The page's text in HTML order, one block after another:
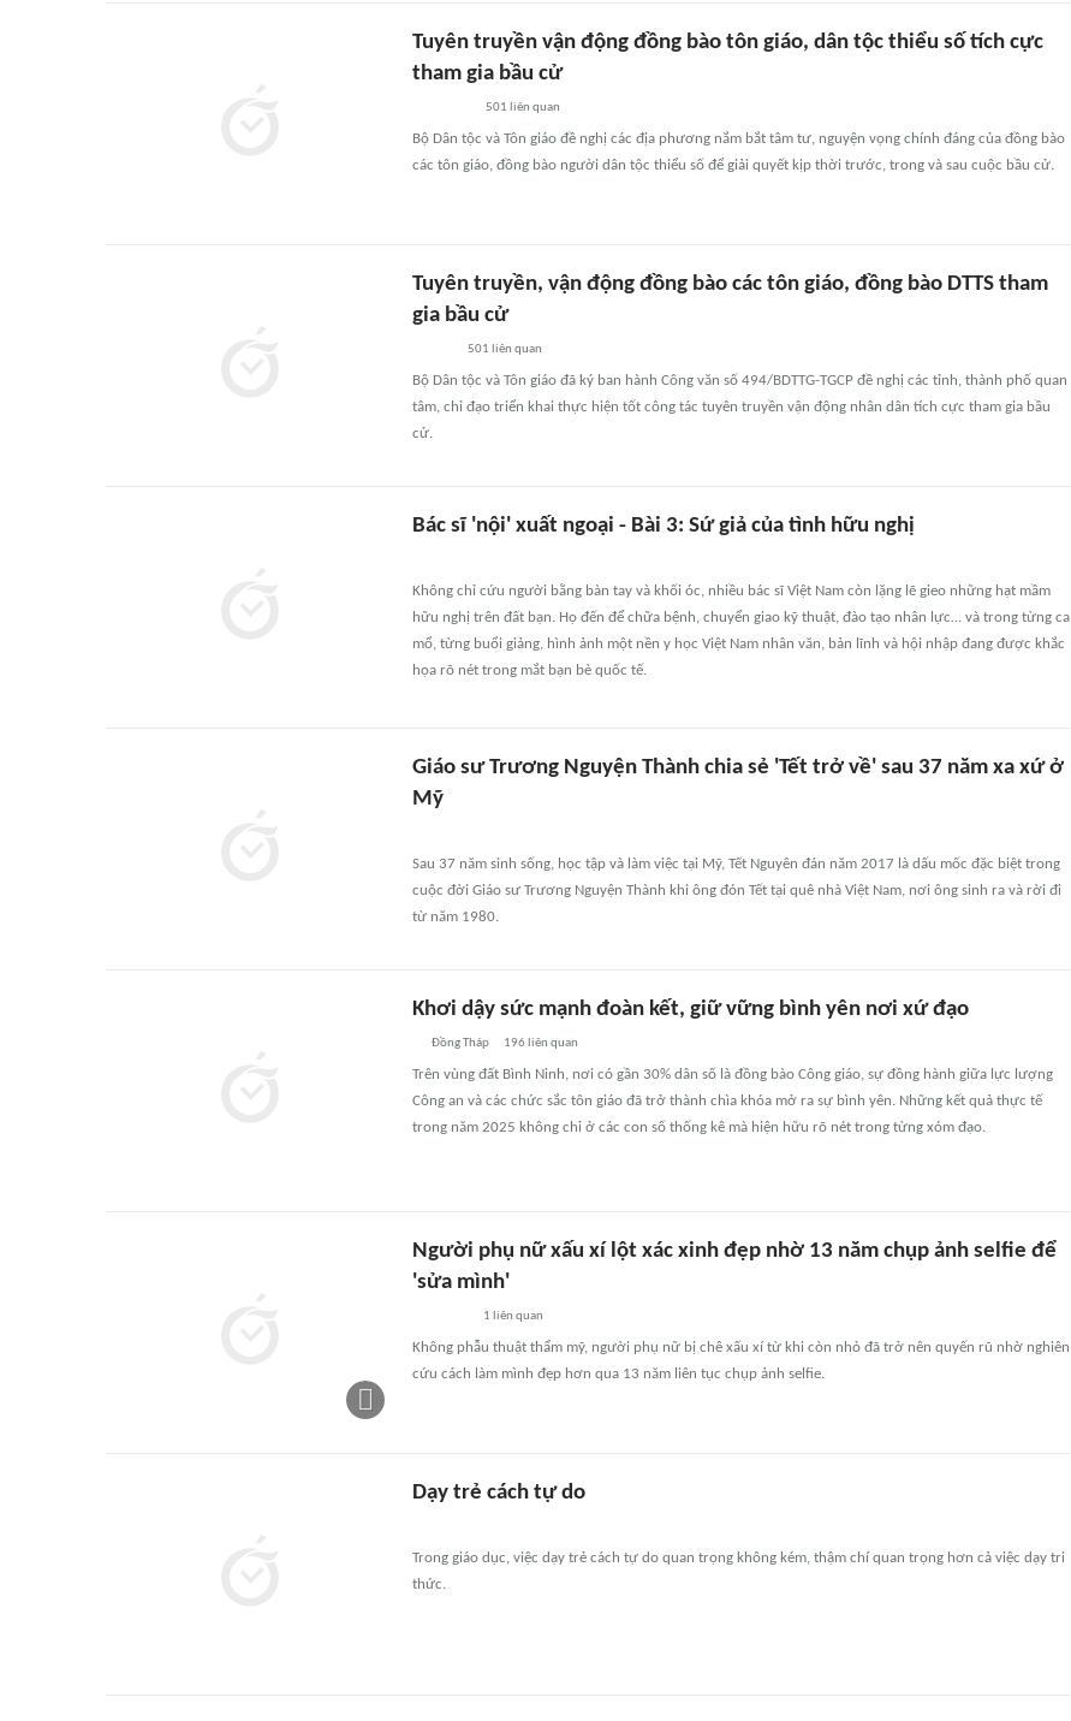
Tuyên truyền vận động đồng bào tôn giáo, dân tộc thiểu số tích cực
tham gia bầu cử
501 liên quan
Bộ Dân tộc và Tôn giáo đề nghị các địa phương nắm bắt tâm tư, nguyện vọng chính đáng của đồng bào
các tôn giáo, đồng bào người dân tộc thiểu số để giải quyết kịp thời trước, trong và sau cuộc bầu cử.
Tuyên truyền, vận động đồng bào các tôn giáo, đồng bào DTTS tham
gia bầu cử
501 liên quan
Bộ Dân tộc và Tôn giáo đã ký ban hành Công văn số 494/BDTTG-TGCP đề nghị các tỉnh, thành phố quan
tâm, chỉ đạo triển khai thực hiện tốt công tác tuyên truyền vận động nhân dân tích cực tham gia bầu
cử.
Bác sĩ 'nội' xuất ngoại - Bài 3: Sứ giả của tình hữu nghị
Không chỉ cứu người bằng bàn tay và khối óc, nhiều bác sĩ Việt Nam còn lặng lẽ gieo những hạt mầm
hữu nghị trên đất bạn. Họ đến để chữa bệnh, chuyển giao kỹ thuật, đào tạo nhân lực… và trong từng ca
mổ, từng buổi giảng, hình ảnh một nền y học Việt Nam nhân văn, bản lĩnh và hội nhập đang được khắc
họa rõ nét trong mắt bạn bè quốc tế.
Giáo sư Trương Nguyện Thành chia sẻ 'Tết trở về' sau 37 năm xa xứ ở
Mỹ
Sau 37 năm sinh sống, học tập và làm việc tại Mỹ, Tết Nguyên đán năm 2017 là dấu mốc đặc biệt trong
cuộc đời Giáo sư Trương Nguyện Thành khi ông đón Tết tại quê nhà Việt Nam, nơi ông sinh ra và rời đi
từ năm 1980.
Khơi dậy sức mạnh đoàn kết, giữ vững bình yên nơi xứ đạo
Đồng Tháp 196 liên quan
Trên vùng đất Bình Ninh, nơi có gần 30% dân số là đồng bào Công giáo, sự đồng hành giữa lực lượng
Công an và các chức sắc tôn giáo đã trở thành chìa khóa mở ra sự bình yên. Những kết quả thực tế
trong năm 2025 không chỉ ở các con số thống kê mà hiện hữu rõ nét trong từng xóm đạo.
Người phụ nữ xấu xí lột xác xinh đẹp nhờ 13 năm chụp ảnh selfie để
'sửa mình'
1 liên quan
Không phẫu thuật thẩm mỹ, người phụ nữ bị chê xấu xí từ khi còn nhỏ đã trở nên quyến rũ nhờ nghiên
cứu cách làm mình đẹp hơn qua 13 năm liên tục chụp ảnh selfie.
Dạy trẻ cách tự do
Trong giáo dục, việc dạy trẻ cách tự do quan trọng không kém, thậm chí quan trọng hơn cả việc dạy tri
thức.